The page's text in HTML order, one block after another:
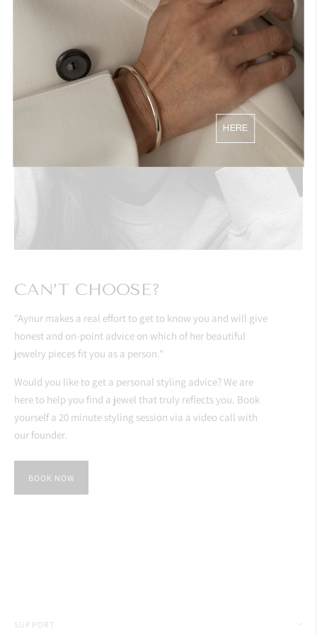
CAN’T CHOOSE?
"Aynur makes a real effort to get to know you and will give
honest and on-point advice on which of her beautiful
jewelry pieces fit you as a person."
Would you like to get a personal styling advice? We are
here to help you find a jewel that truly reflects you. Book
yourself a 20 minute styling session via a video call with
our founder.
BOOK NOW
SUPPORT
HERE